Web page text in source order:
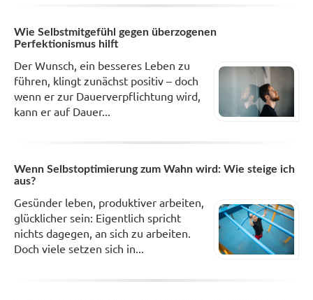
Wie Selbstmitgefühl gegen überzogenen
Perfektionismus hilft
Der Wunsch, ein besseres Leben zu
führen, klingt zunächst positiv – doch
wenn er zur Dauerverpflichtung wird,
kann er auf Dauer...
Wenn Selbstoptimierung zum Wahn wird: Wie steige ich
aus?
Gesünder leben, produktiver arbeiten,
glücklicher sein: Eigentlich spricht
nichts dagegen, an sich zu arbeiten.
Doch viele setzen sich in...